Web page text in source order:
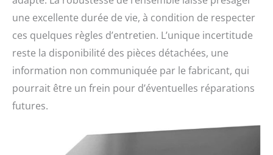
une excellente durée de vie, à condition de respecter
ces quelques règles d’entretien. L’unique incertitude
reste la disponibilité des pièces détachées, une
information non communiquée par le fabricant, qui
pourrait être un frein pour d’éventuelles réparations
futures.